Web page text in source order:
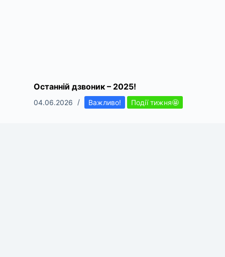
Останній дзвоник – 2025!
04.06.2026 Важливо! Події тижня🤩